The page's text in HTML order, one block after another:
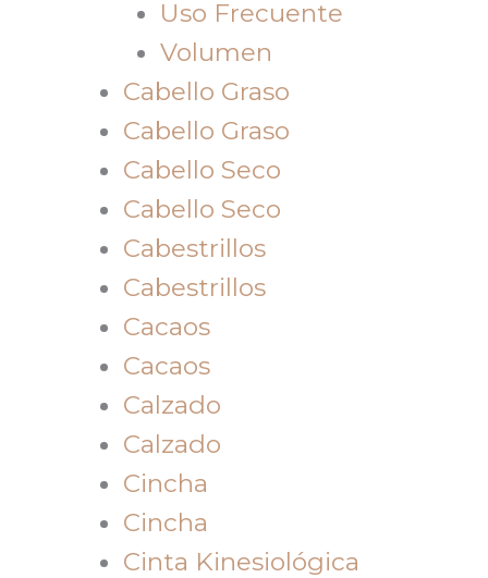
Uso Frecuente
Volumen
Cabello Graso
Cabello Graso
Cabello Seco
Cabello Seco
Cabestrillos
Cabestrillos
Cacaos
Cacaos
Calzado
Calzado
Cincha
Cincha
Cinta Kinesiológica